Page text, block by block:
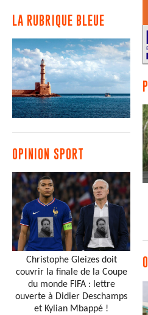
LA RUBRIQUE BLEUE
OPINION SPORT
Christophe Gleizes doit
couvrir la finale de la Coupe
du monde FIFA : lettre
ouverte à Didier Deschamps
et Kylian Mbappé !